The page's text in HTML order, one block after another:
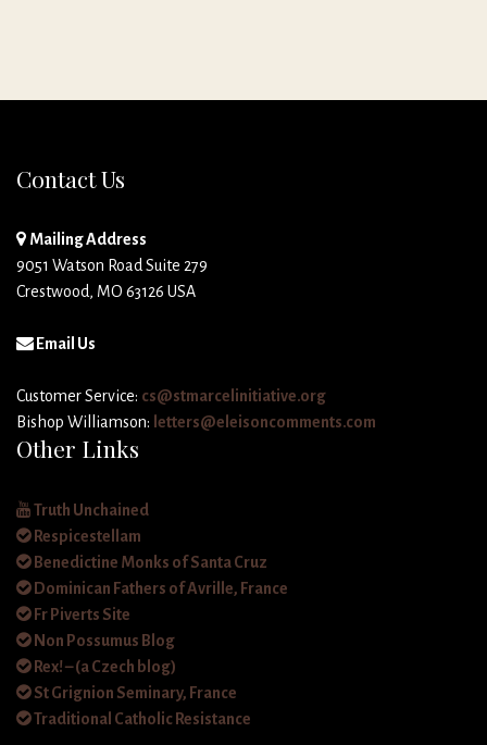
Contact Us
Mailing Address
9051 Watson Road Suite 279
Crestwood, MO 63126 USA
Email Us
Customer Service: cs@stmarcelinitiative.org
Bishop Williamson: letters@eleisoncomments.com
Other Links
Truth Unchained
Respicestellam
Benedictine Monks of Santa Cruz
Dominican Fathers of Avrille, France
Fr Piverts Site
Non Possumus Blog
Rex! – (a Czech blog)
St Grignion Seminary, France
Traditional Catholic Resistance